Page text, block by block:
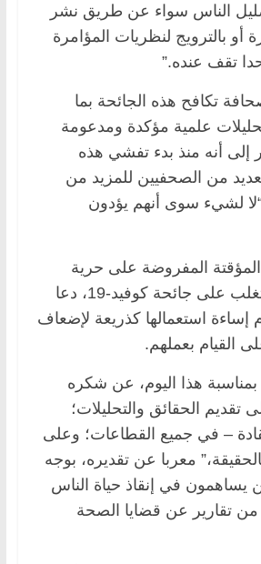
الناس سواء عن طريق نشر
بالترويج لنظريات المؤامرة
تقف عنده.”
تكافح هذه الجائحة بما
علمية مؤكدة ومدعومة
إلى أنه منذ بدء تفشي هذه
من الصحفيين للمزيد من
“لا لشيء سوى أنهم يؤدون
المؤقتة المفروضة على حرية
التنقل ضرورية للتغلب على جائحة كوفيد-19، دعا
استعمالها كذريعة لإضعاف
القيام بعملهم.
هذا اليوم، عن شكره
تقديم الحقائق والتحليلات؛
– في جميع القطاعات؛ وعلى
معربا عن تقديره، بوجه
يساهمون في إنقاذ حياة الناس
تقارير عن قضايا الصحة